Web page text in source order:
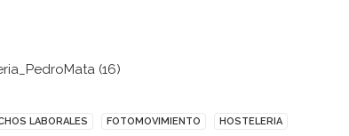
LABORALES FOTOMOVIMIENTO HOSTELERIA